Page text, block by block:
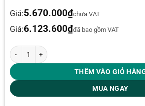
Giá:5.670.000₫chưa VAT
Giá:6.123.600₫đã bao gồm VAT
Nguồn một chiều Extech 382213 (đầu ra 5V và
THÊM VÀO GIỎ
MUA NGAY